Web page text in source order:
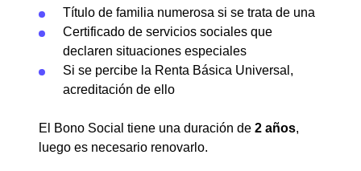
Título de familia numerosa si se trata de una
Certificado de servicios sociales que
declaren situaciones especiales
Si se percibe la Renta Básica Universal,
acreditación de ello
El Bono Social tiene una duración de 2 años,
luego es necesario renovarlo.